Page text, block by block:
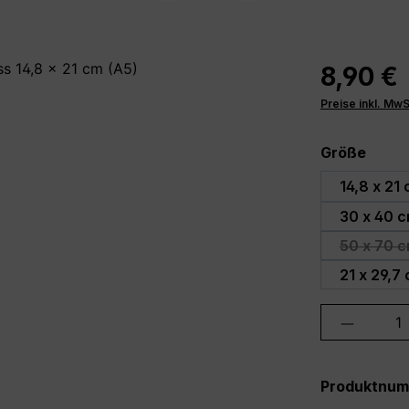
8,90 €
Preise inkl.
Größe
14,8 x 21
30 x 40
50 x 70
21 x 29,7